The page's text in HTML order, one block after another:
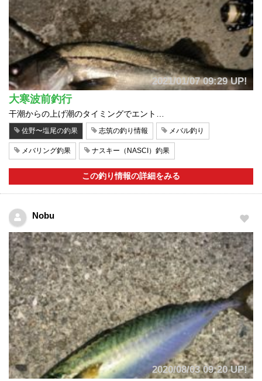
2021/01/07 09:29 UP!
大寒波前釣行
干潮からの上げ潮のタイミングでエント…
佐野〜塩尾の釣果 志筑の釣り情報 メバル釣り
メバリング釣果 ナスキー（NASCI）釣果
この釣り情報の詳細をみる
Nobu
2020/08/03 09:20 UP!